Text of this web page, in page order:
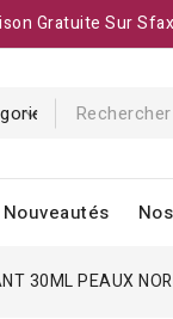
Gratuite Sur
Nouveautés
30ML PEAUX